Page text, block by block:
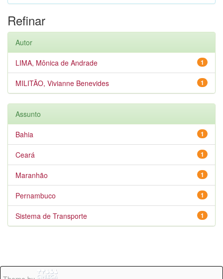
Refinar
Autor
1
LIMA, Mônica de Andrade
1
MILITÃO, Vivianne Benevides
Assunto
1
Bahia
1
Ceará
1
Maranhão
1
Pernambuco
1
Sistema de Transporte